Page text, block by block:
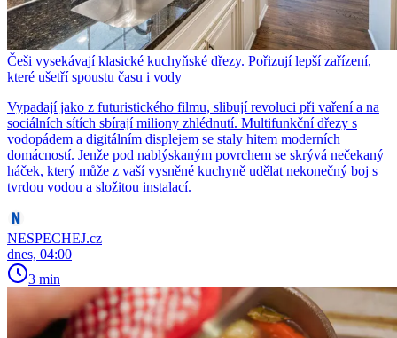
Češi vysekávají klasické kuchyňské dřezy. Pořizují lepší zařízení,
které ušetří spoustu času i vody
Vypadají jako z futuristického filmu, slibují revoluci při vaření a na
sociálních sítích sbírají miliony zhlédnutí. Multifunkční dřezy s
vodopádem a digitálním displejem se staly hitem moderních
domácností. Jenže pod nablýskaným povrchem se skrývá nečekaný
háček, který může z vaší vysněné kuchyně udělat nekonečný boj s
tvrdou vodou a složitou instalací.
NESPECHEJ.cz
dnes, 04:00
3 min